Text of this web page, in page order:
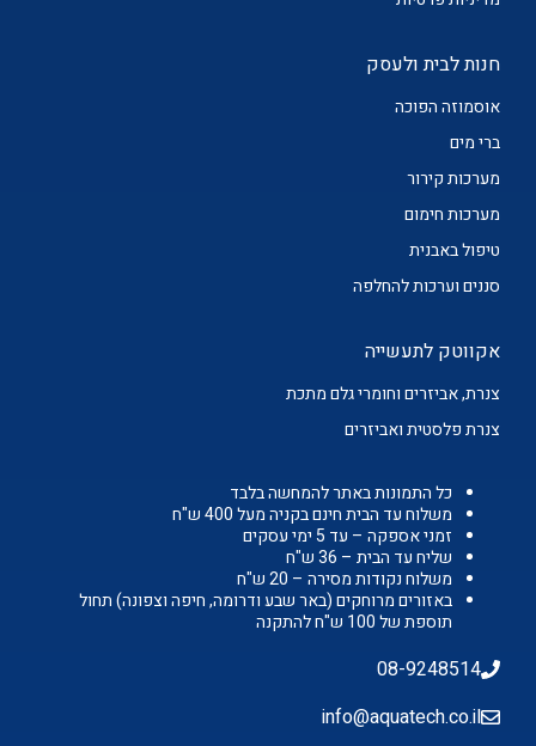
חנות לבית ולעסק
אוסמוזה הפוכה
ברי מים
מערכות קירור
מערכות חימום
טיפול באבנית
סננים וערכות להחלפה
אקווטק לתעשייה
צנרת, אביזרים וחומרי גלם מתכת
צנרת פלסטית ואביזרים
כל התמונות באתר להמחשה בלבד
משלוח עד הבית חינם בקניה מעל 400 ש"ח
זמני אספקה – עד 5 ימי עסקים
שליח עד הבית – 36 ש"ח
משלוח נקודות מסירה – 20 ש"ח
באזורים מרוחקים (באר שבע ודרומה, חיפה וצפונה) תחול
תוספת של 100 ש"ח להתקנה
08-9248514
info@aquatech.co.il